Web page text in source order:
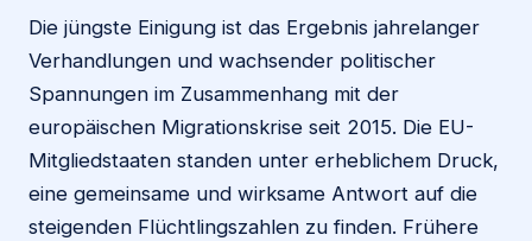
Die jüngste Einigung ist das Ergebnis jahrelanger
Verhandlungen und wachsender politischer
Spannungen im Zusammenhang mit der
europäischen Migrationskrise seit 2015. Die EU-
Mitgliedstaaten standen unter erheblichem Druck,
eine gemeinsame und wirksame Antwort auf die
steigenden Flüchtlingszahlen zu finden. Frühere